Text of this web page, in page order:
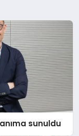
sunuldu